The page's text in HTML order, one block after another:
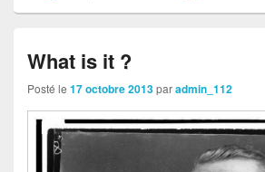
What is it ?
Posté le 17 octobre 2013paradmin_112